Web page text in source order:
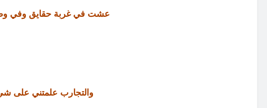
عشت في غربة حقايق وفي
والتجارب علمتني على